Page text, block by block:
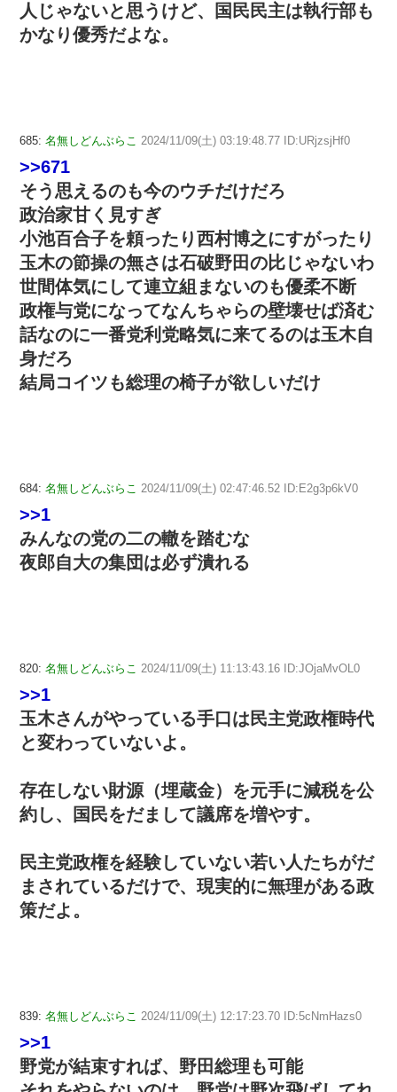
人じゃないと思うけど、国民民主は執行部も
かなり優秀だよな。
685: 名無しどんぶらこ 2024/11/09(土) 03:19:48.77 ID:URjzsjHf0
>>671
そう思えるのも今のウチだけだろ
政治家甘く見すぎ
小池百合子を頼ったり西村博之にすがったり
玉木の節操の無さは石破野田の比じゃないわ
世間体気にして連立組まないのも優柔不断
政権与党になってなんちゃらの壁壊せば済む
話なのに一番党利党略気に来てるのは玉木自
身だろ
結局コイツも総理の椅子が欲しいだけ
684: 名無しどんぶらこ 2024/11/09(土) 02:47:46.52 ID:E2g3p6kV0
>>1
みんなの党の二の轍を踏むな
夜郎自大の集団は必ず潰れる
820: 名無しどんぶらこ 2024/11/09(土) 11:13:43.16 ID:JOjaMvOL0
>>1
玉木さんがやっている手口は民主党政権時代
と変わっていないよ。
存在しない財源（埋蔵金）を元手に減税を公
約し、国民をだまして議席を増やす。
民主党政権を経験していない若い人たちがだ
まされているだけで、現実的に無理がある政
策だよ。
839: 名無しどんぶらこ 2024/11/09(土) 12:17:23.70 ID:5cNmHazs0
>>1
野党が結束すれば、野田総理も可能